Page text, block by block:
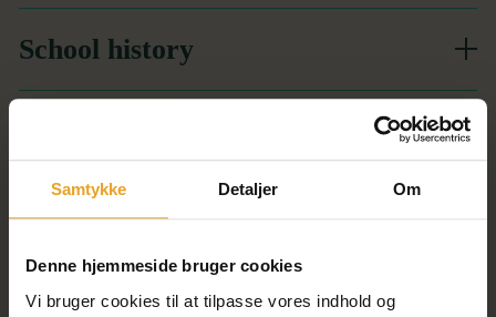
Samtykke Detaljer Om
Denne hjemmeside bruger cookies
Vi bruger cookies til at tilpasse vores indhold og
School history
Studies and references